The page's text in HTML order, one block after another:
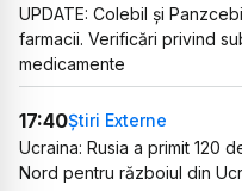
UPDATE: Colebil și
farmacii. Verificări privind
medicamente
17:40Știri Externe
Ucraina: Rusia a primit 120
Nord pentru războiul din